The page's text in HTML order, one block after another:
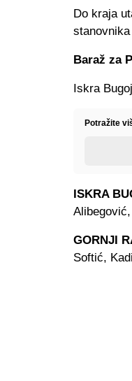
Do kraja
Baraž za
Iskra
Potražite
ISKRA
GORNJI
Softić,